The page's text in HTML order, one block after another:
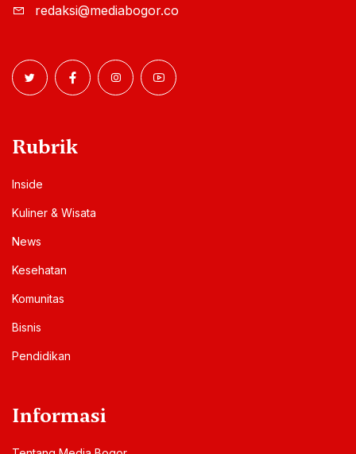
redaksi@mediabogor.co
Rubrik
Inside
Kuliner & Wisata
News
Kesehatan
Komunitas
Bisnis
Pendidikan
Informasi